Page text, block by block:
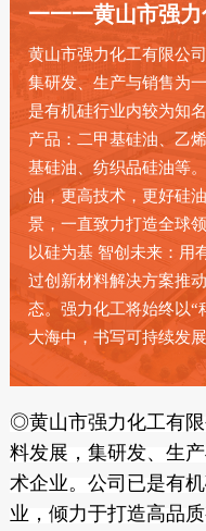
一一一黄山市强
黄山市强力化工有限公
集研发、生产与销售为
是有机硅行业内较为知
产品：二甲基硅油、乙
基硅油、纺织品硅油等
油，更高技术，更好硅
景，一直致力打造全球
以硅为基 智创未来：用
过创新材料解决方案推
态。强力化工将始终以“
大海中，书写可持续发
◎黄山市强力化工有
料发展，集研发、生
术企业。公司已是有
业，倾力于打造高品